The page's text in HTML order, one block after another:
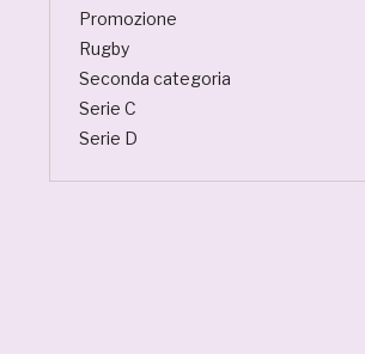
Promozione
Rugby
Seconda categoria
Serie C
Serie D